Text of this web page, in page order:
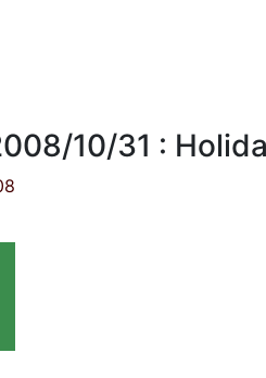
10/31 :